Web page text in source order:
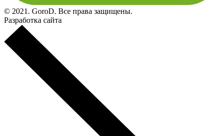
© 2021. GoroD. Все права защищены.
Разработка сайта